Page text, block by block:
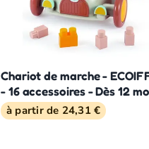
Chariot de marche -
- 16 accessoires - Dès 12
à partir de 24,31 €